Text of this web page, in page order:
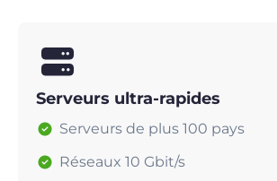
Serveurs ultra-rapides
Serveurs de plus 100 pays
Réseaux 10 Gbit/s